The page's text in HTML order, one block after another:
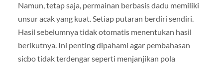
Namun, tetap saja, permainan berbasis dadu memiliki
unsur acak yang kuat. Setiap putaran berdiri sendiri.
Hasil sebelumnya tidak otomatis menentukan hasil
berikutnya. Ini penting dipahami agar pembahasan
sicbo tidak terdengar seperti menjanjikan pola